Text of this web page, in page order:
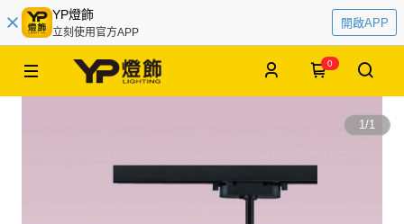
YP燈飾
立刻使用官方APP
開啟APP
0
1/1